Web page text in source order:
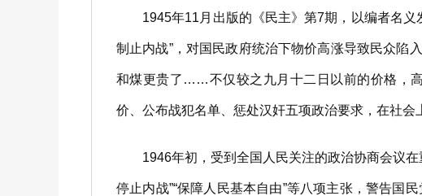
1945年11月出版的《民主》第7期，以编者名义
制止内战”，对国民政府统治下物价高涨导致民众
和煤更贵了……不仅较之九月十二日以前的价格，
价、公布战犯名单、惩处汉奸五项政治要求，在社会
1946年初，受到全国人民关注的政治协商会议在
停止内战”“保障人民基本自由”等八项主张，警告国